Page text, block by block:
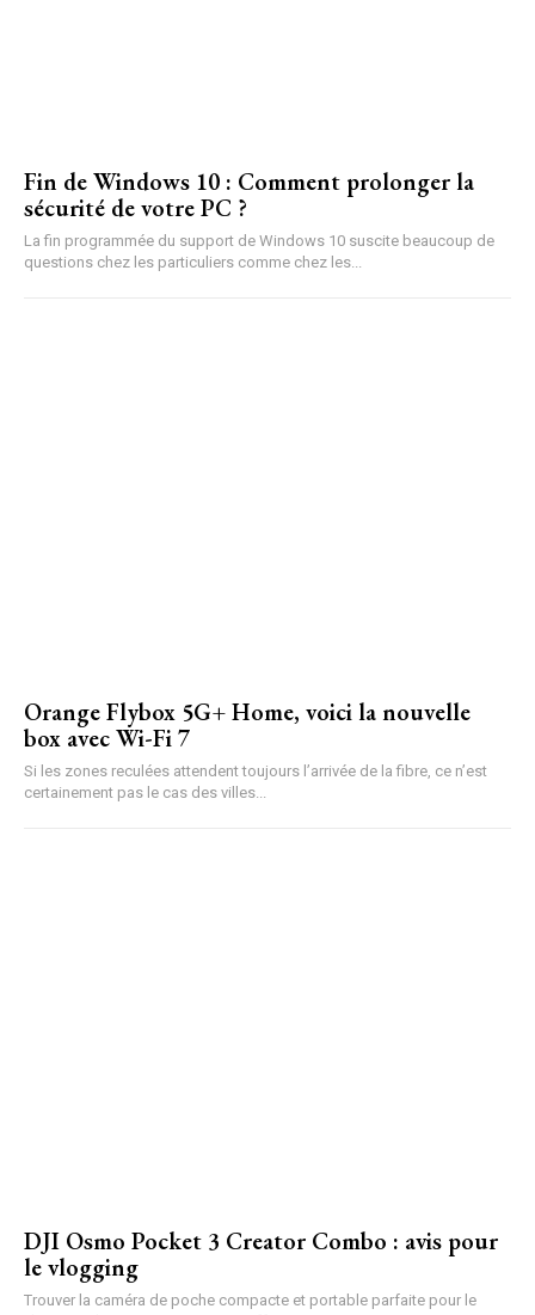
Fin de Windows 10 : Comment prolonger la
sécurité de votre PC ?
La fin programmée du support de Windows 10 suscite beaucoup de
questions chez les particuliers comme chez les...
Orange Flybox 5G+ Home, voici la nouvelle
box avec Wi-Fi 7
Si les zones reculées attendent toujours l’arrivée de la fibre, ce n’est
certainement pas le cas des villes...
DJI Osmo Pocket 3 Creator Combo : avis pour
le vlogging
Trouver la caméra de poche compacte et portable parfaite pour le